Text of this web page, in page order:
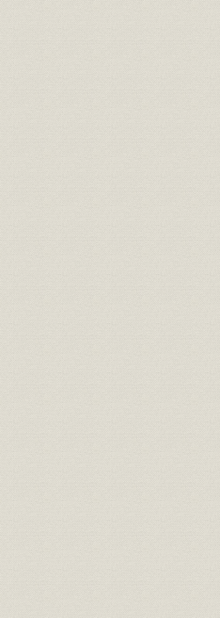
第3節 激動と試練の時代
第4節 次の10年への発展に向けて
第5章 創立41年~50年(2001~2010)―グローバル展開の深化―
第1節 グローバリゼーションに対応した事業展開
第2節 グローバル展開深化のための長期投資
第3節 世界金融危機への対応
将来に向けて
製品事業編
第1章 航空機器事業
序節 事業の草創と戦後の事業展開―デュラルミン製プロペラの生
大戦、戦後の航空機器事業再開―
1. 住友伸銅所におけるプロペラ製造の開始
2. プロペラ事業独立部門へ
3. 太平洋戦争とプロペラ生産の急拡大
4. 独自技術のプロペラ
5. プロペラ生産のピークを迎える
6. 戦争末期の苦悩
7. プロペラ事業の再開
8. 航空機用脚への進出
9. アルミニウム製熱交換器の開発
10. 航空機器部門の住友金属工業からの分離決定
第1節 航空機器事業の確立―事業の基礎を構築― 〔1961年~1970
1. 第二次防衛力整備計画と主力機用脚の生産
2. 民間機用脚の開発
3. 第三次防衛力整備計画と大型プロペラ生産
4. 新分野への進出
第2節 航空機器の製品範囲の拡大―次代を見据えた製品開発― 〔
1. 第四次防衛力整備計画と設備の増強
2. ホーバークラフト用プロペラ
3. ポスト四次防と当社の対応
4. 航空機用脚部品の輸出